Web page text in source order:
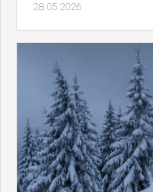
28.05.2026